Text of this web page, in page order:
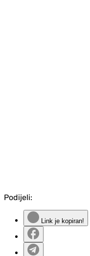
Podijeli:
Link je kopiran!